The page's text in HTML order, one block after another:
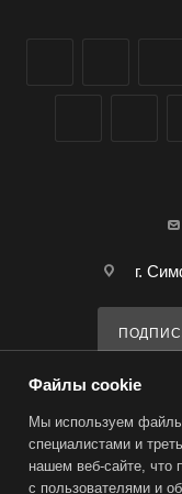
г.
2026
Файлы cookie
Мы используем
специалистами и
нашем веб-сайте, что
с пользователями и